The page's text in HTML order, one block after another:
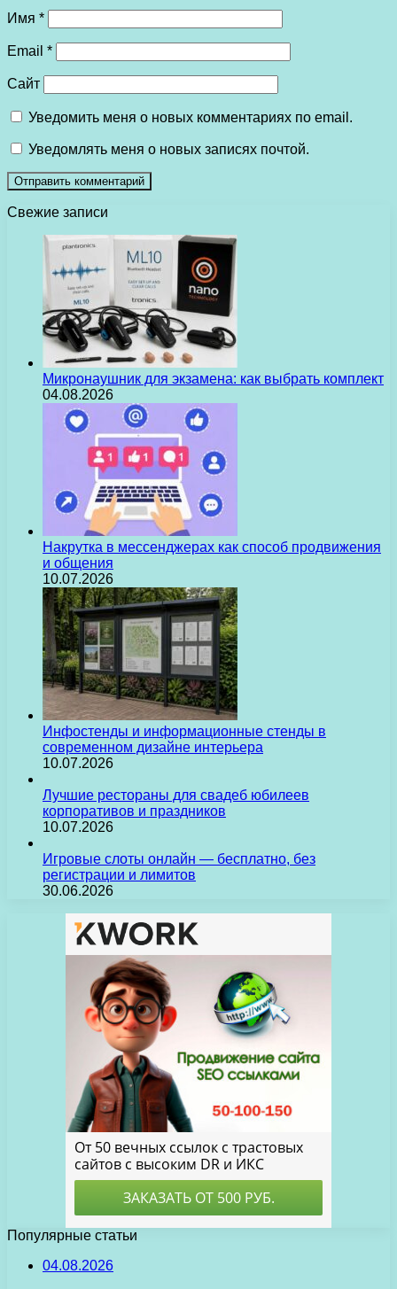
Имя *
Email *
Сайт
Уведомить меня о новых комментариях по email.
Уведомлять меня о новых записях почтой.
Свежие записи
Микронаушник для экзамена: как выбрать комплект
04.08.2026
Накрутка в мессенджерах как способ продвижения
и общения
10.07.2026
Инфостенды и информационные стенды в
современном дизайне интерьера
10.07.2026
Лучшие рестораны для свадеб юбилеев
корпоративов и праздников
10.07.2026
Игровые слоты онлайн — бесплатно, без
регистрации и лимитов
30.06.2026
Популярные статьи
04.08.2026